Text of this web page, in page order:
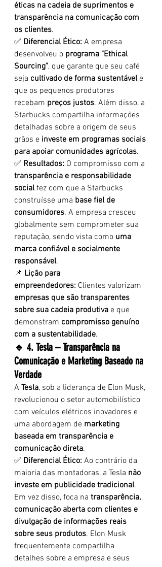
éticas na cadeia de suprimentos e
transparência na comunicação com
os clientes.
✅ Diferencial Ético: A empresa
desenvolveu o programa "Ethical
Sourcing", que garante que seu café
seja cultivado de forma sustentável e
que os pequenos produtores
recebam preços justos. Além disso, a
Starbucks compartilha informações
detalhadas sobre a origem de seus
grãos e investe em programas sociais
para apoiar comunidades agrícolas.
✅ Resultados: O compromisso com a
transparência e responsabilidade
social fez com que a Starbucks
construísse uma base fiel de
consumidores. A empresa cresceu
globalmente sem comprometer sua
reputação, sendo vista como uma
marca confiável e socialmente
responsável.
📌 Lição para
empreendedores: Clientes valorizam
empresas que são transparentes
sobre sua cadeia produtiva e que
demonstram compromisso genuíno
com a sustentabilidade.
🔹 4. Tesla – Transparência na
Comunicação e Marketing Baseado na
Verdade
A Tesla, sob a liderança de Elon Musk,
revolucionou o setor automobilístico
com veículos elétricos inovadores e
uma abordagem de marketing
baseada em transparência e
comunicação direta.
✅ Diferencial Ético: Ao contrário da
maioria das montadoras, a Tesla não
investe em publicidade tradicional.
Em vez disso, foca na transparência,
comunicação aberta com clientes e
divulgação de informações reais
sobre seus produtos. Elon Musk
frequentemente compartilha
detalhes sobre a empresa e seus